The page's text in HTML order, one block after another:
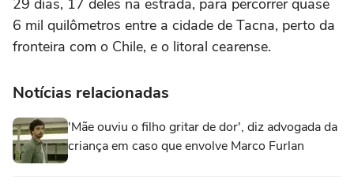
6 mil quilômetros entre a cidade de Tacna, perto da
fronteira com o Chile, e o litoral cearense.
Notícias relacionadas
'Mãe ouviu o filho gritar de dor', diz advogada da
criança em caso que envolve Marco Furlan